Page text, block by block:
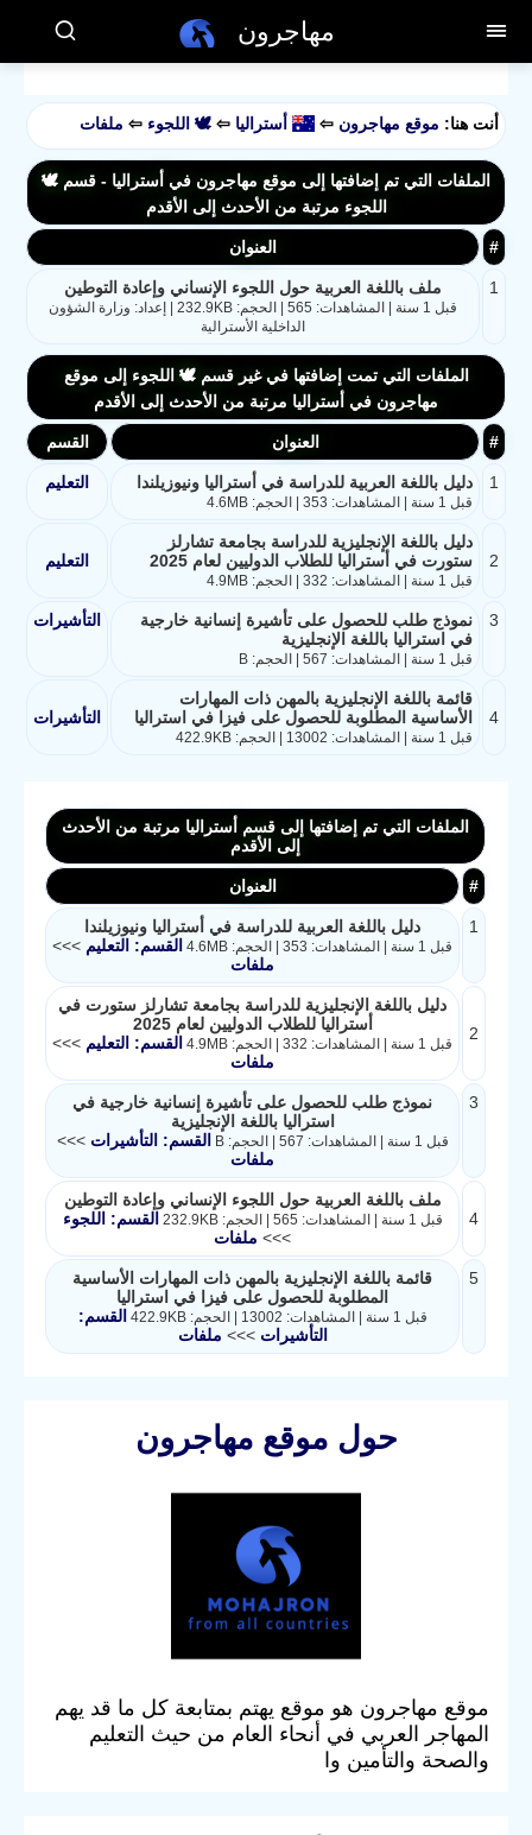
مهاجرون
أنت هنا: موقع مهاجرون ⇦ أستراليا ⇦ 🕊️ اللجوء ⇦ملفات
الملفات التي تم إضافتها إلى موقع مهاجرون في أستراليا - قسم 🕊️
اللجوء مرتبة من الأحدث إلى الأقدم
# العنوان
1 ملف باللغة العربية حول اللجوء الإنساني وإعادة التوطين
قبل 1 سنة | المشاهدات: 565 | الحجم: 232.9KB | إعداد: وزارة الشؤون
الداخلية الأسترالية
الملفات التي تمت إضافتها في غير قسم 🕊️ اللجوء إلى موقع
مهاجرون في أستراليا مرتبة من الأحدث إلى الأقدم
# العنوان القسم
1 دليل باللغة العربية للدراسة في أستراليا ونيوزيلندا
قبل 1 سنة | المشاهدات: 353 | الحجم: 4.6MB
التعليم
2
دليل باللغة الإنجليزية للدراسة بجامعة تشارلز
ستورت في أستراليا للطلاب الدوليين لعام 2025
قبل 1 سنة | المشاهدات: 332 | الحجم: 4.9MB
التعليم
3
نموذج طلب للحصول على تأشيرة إنسانية خارجية
في استراليا باللغة الإنجليزية
قبل 1 سنة | المشاهدات: 567 | الحجم: B
التأشيرات
4
قائمة باللغة الإنجليزية بالمهن ذات المهارات
الأساسية المطلوبة للحصول على فيزا في استراليا
قبل 1 سنة | المشاهدات: 13002 | الحجم: 422.9KB
التأشيرات
الملفات التي تم إضافتها إلى قسم أستراليا مرتبة من الأحدث
إلى الأقدم
# العنوان
1 دليل باللغة العربية للدراسة في أستراليا ونيوزيلندا
قبل 1 سنة | المشاهدات: 353 | الحجم: 4.6MB القسم: التعليم >>>
ملفات
2
دليل باللغة الإنجليزية للدراسة بجامعة تشارلز ستورت في
أستراليا للطلاب الدوليين لعام 2025
قبل 1 سنة | المشاهدات: 332 | الحجم: 4.9MB القسم: التعليم >>>
ملفات
3
نموذج طلب للحصول على تأشيرة إنسانية خارجية في
استراليا باللغة الإنجليزية
قبل 1 سنة | المشاهدات: 567 | الحجم: B القسم: التأشيرات>>>
ملفات
4
ملف باللغة العربية حول اللجوء الإنساني وإعادة التوطين
قبل 1 سنة | المشاهدات: 565 | الحجم: 232.9KB
القسم: اللجوء
>>> ملفات
5
قائمة باللغة الإنجليزية بالمهن ذات المهارات الأساسية
المطلوبة للحصول على فيزا في استراليا
قبل 1 سنة | المشاهدات: 13002 | الحجم: 422.9KB
القسم:
التأشيرات>>> ملفات
حول موقع مهاجرون
موقع مهاجرون هو موقع يهتم بمتابعة كل ما قد يهم
المهاجر العربي في أنحاء العام من حيث التعليم
والصحة والتأمين وا